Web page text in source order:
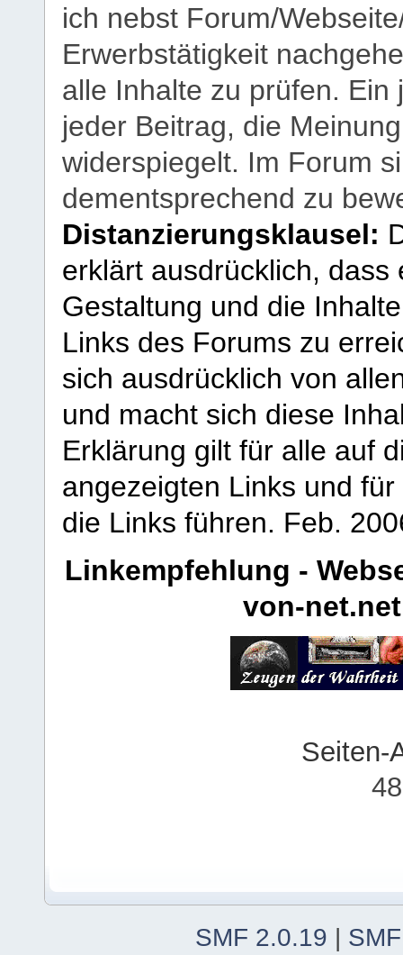
ich nebst Forum/
Erwerbstätigkeit
alle Inhalte zu prüfen.
jeder Beitrag, die
widerspiegelt. Im Forum
dementsprechend zu
Distanzierungsklausel:
erklärt ausdrücklich,
Gestaltung und die
Links des Forums zu
sich ausdrücklich von
und macht sich diese
Erklärung gilt für alle auf
angezeigten Links und
die Links führen. Feb.
Linkempfehlung -
von-net.net
Seiten-
SMF 2.0.19 |